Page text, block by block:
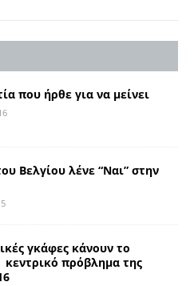
που ήρθε για να μείνει
Βελγίου λένε “Ναι” στην
γκάφες κάνουν το
πρόβλημα της